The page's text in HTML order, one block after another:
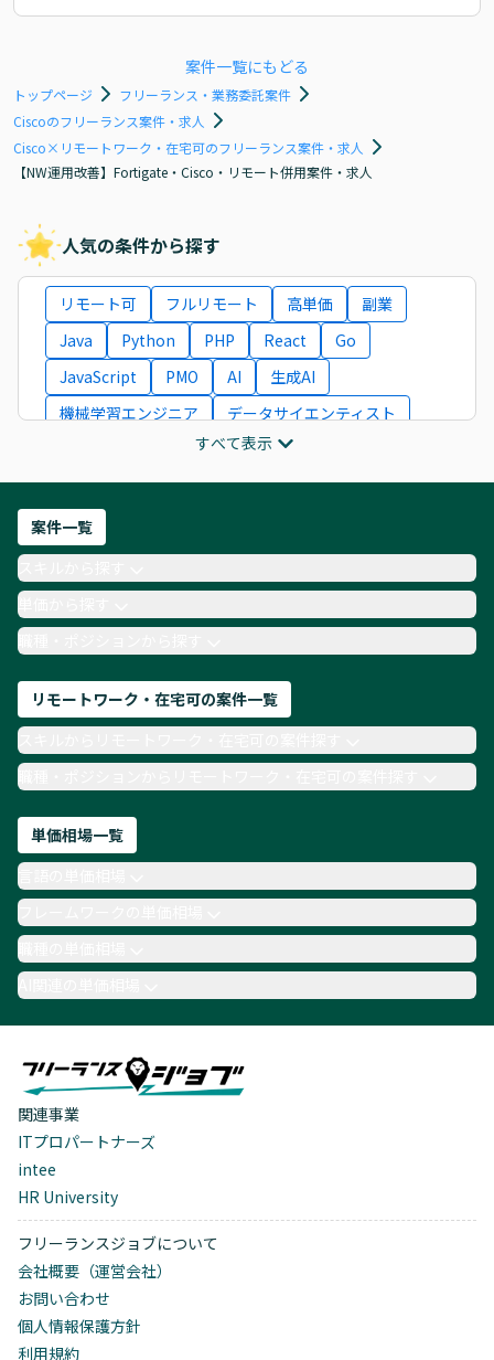
案件一覧にもどる
トップページ
フリーランス・業務委託案件
Ciscoのフリーランス案件・求人
Cisco×リモートワーク・在宅可のフリーランス案件・求人
【NW運用改善】Fortigate・Cisco・リモート併用案件・求人
人気の条件から探す
リモート可 フルリモート 高単価
副業
Java
Python PHP React
Go
JavaScript
PMO AI
生成AI
機械学習エンジニア
データサイエンティスト
ITコンサルタント
フロントエンドエンジニア
ネットワークエンジニア
AIエンジニア
Webデザイナー
月収100万円 業務委託
COBOL
Ruby
TypeScript
Laravel AWS
すべて表示
案件一覧
単価から探す
職種・ポジションから探す
リモートワーク・在宅可の案件一覧
職種・ポジションからリモートワーク・在宅可の案件探す
単価相場一覧
職種の単価相場
AI関連の単価相場
関連事業
ITプロパートナーズ
intee
HR University
フリーランスジョブについて
会社概要（運営会社）
お問い合わせ
個人情報保護方針
利用規約